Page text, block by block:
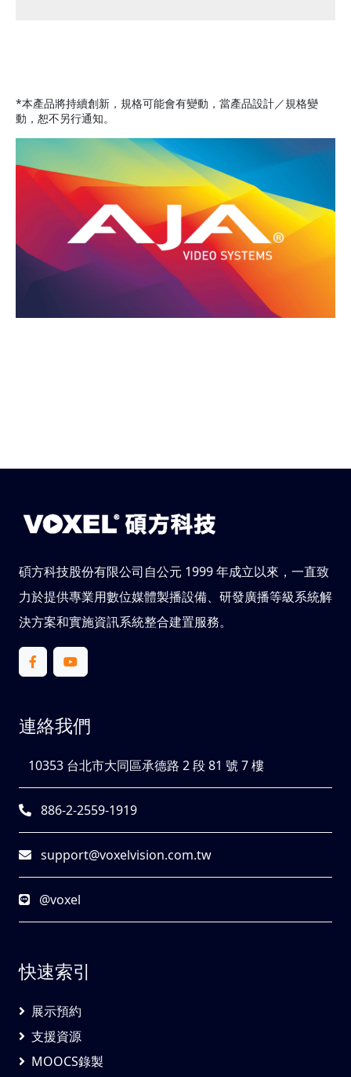
*本產品將持續創新，規格可能會有變動，當產品設計／規格變
動，恕不另行通知。
碩方科技股份有限公司自公元 1999 年成立以來，一直致
力於提供專業用數位媒體製播設備、研發廣播等級系統解
決方案和實施資訊系統整合建置服務。
連絡我們
10353 台北市大同區承德路 2 段 81 號 7 樓
886-2-2559-1919
support@voxelvision.com.tw
@voxel
快速索引
展示預約
支援資源
MOOCS錄製